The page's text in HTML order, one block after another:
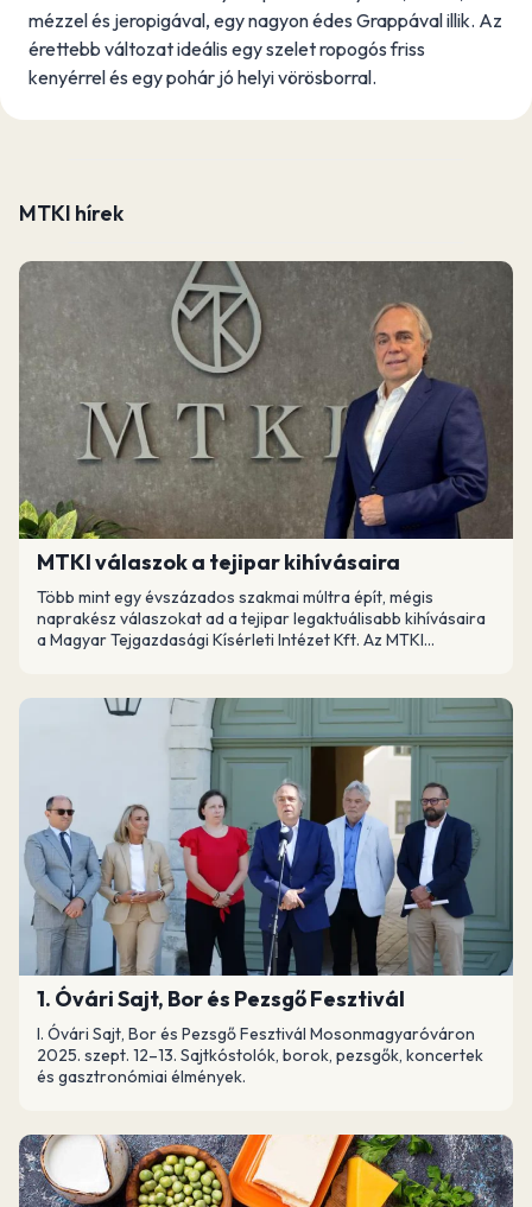
mézzel és jeropigával, egy nagyon édes Grappával illik. Az
érettebb változat ideális egy szelet ropogós friss
kenyérrel és egy pohár jó helyi vörösborral.
MTKI hírek
MTKI válaszok a tejipar kihívásaira
Több mint egy évszázados szakmai múltra épít, mégis
naprakész válaszokat ad a tejipar legaktuálisabb kihívásaira
a Magyar Tejgazdasági Kísérleti Intézet Kft. Az MTKI...
1. Óvári Sajt, Bor és Pezsgő Fesztivál
I. Óvári Sajt, Bor és Pezsgő Fesztivál Mosonmagyaróváron
2025. szept. 12–13. Sajtkóstolók, borok, pezsgők, koncertek
és gasztronómiai élmények.